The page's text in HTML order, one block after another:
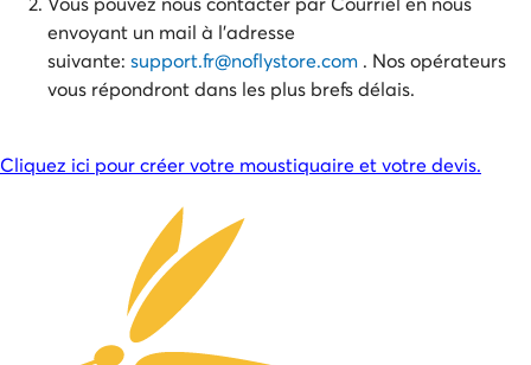
envoyant un mail à l'adresse
suivante: support.fr@noflystore.com . Nos opérateurs
vous répondront dans les plus brefs délais.
Cliquez ici pour créer votre moustiquaire et votre devis.